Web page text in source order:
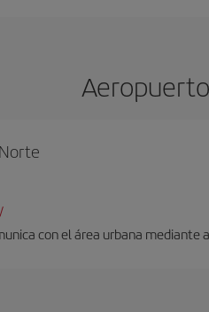
con el área urbana mediante